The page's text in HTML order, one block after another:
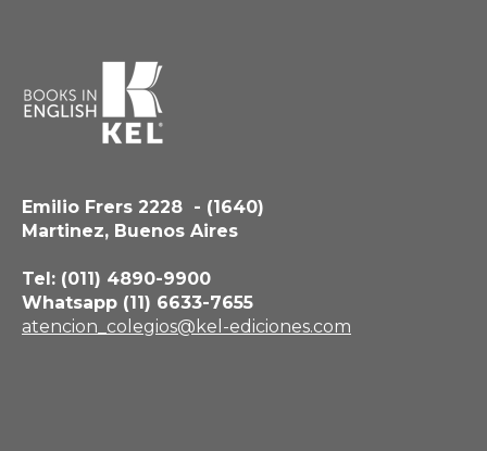
Emilio Frers 2228 - (1640)
Martinez, Buenos Aires
Tel: (011) 4890-9900
Whatsapp (11) 6633-7655
atencion_colegios@kel-ediciones.com